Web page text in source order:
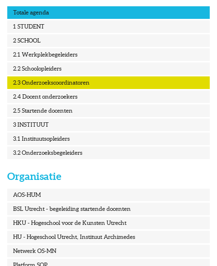
Totale agenda
1 STUDENT
2 SCHOOL
2.1 Werkplekbegeleiders
2.2 Schoolopleiders
2.3 Onderzoekscoordinatoren
2.4 Docent onderzoekers
2.5 Startende docenten
3 INSTITUUT
3.1 Instituutsopleiders
3.2 Onderzoeksbegeleiders
Organisatie
AOS-HUM
BSL Utrecht - begeleiding startende docenten
HKU - Hogeschool voor de Kunsten Utrecht
HU - Hogeschool Utrecht, Instituut Archimedes
Netwerk OS-MN